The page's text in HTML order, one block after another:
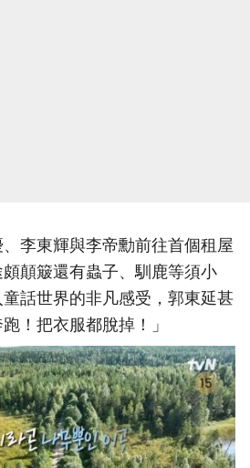
李東輝與李帝勳前往首個租屋
顛簸還有蟲子、馴鹿等須小
話世界的非凡感受，郭東延甚
！把衣服都脫掉！」